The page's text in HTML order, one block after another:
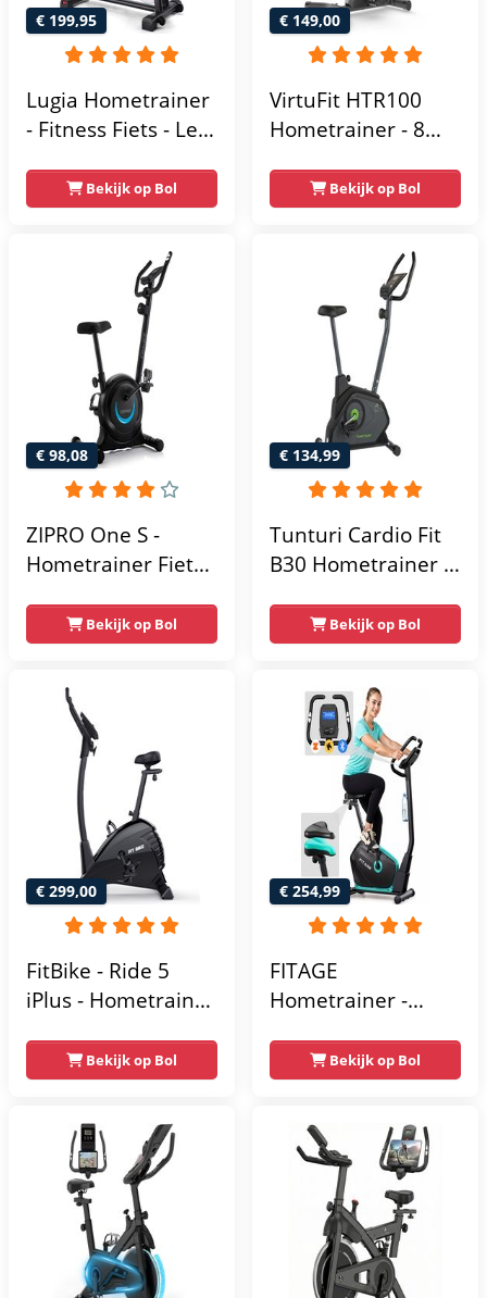
€ 199,95
Lugia Hometrainer
- Fitness Fiets - Led
Verstelbaar Zadel -
0-100% weerstand
Hartslagfunctie -
Max 130kg -
Extreem Stil
Bekijk op Bol
€ 149,00
VirtuFit HTR100
Hometrainer - 8
Weerstandniveau's
- Verstelbaar zadel
Tablethouder -
Max. 120 kg
Gebruikersgewicht
- Fitnessfiets
Bekijk op Bol
€ 98,08
ZIPRO One S -
Hometrainer Fiets -
Magnetische Fiets -
Hartslagsensoren -
Gemakkelijk te
transporteren -
Antislippedalen -
Homegym -
Stabiele structuur -
gebruikersgewicht
110 kg - Zwart en
Blauw
Bekijk op Bol
€ 134,99
Tunturi Cardio Fit
B30 Hometrainer -
weerstandsniveaus
- Tablethouder -
Hartslagfunctie en
transportwielen
Bekijk op Bol
€ 299,00
FitBike - Ride 5
iPlus - Hometrainer
Trainingsprogramma's
- Hartslagsensoren
Bekijk op Bol
€ 254,99
FITAGE
Hometrainer -
Weerstandsniveaus
- Tablethouder
voor Bluetooth
Kinomap & Zwift -
Fiets Lage Instap,
Ergonomisch & Stil
- Hometrainers
Fitness voor Thuis
Bekijk op Bol